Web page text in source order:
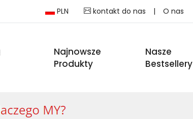
PLN kontakt do nas | O nas
Najnowsze
Produkty
Nasze
Bestsellery